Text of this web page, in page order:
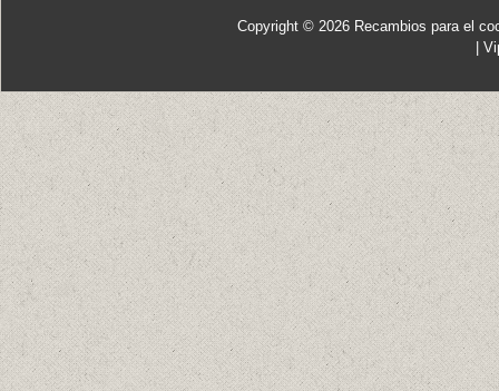
Copyright © 2026 Recambios para el
|